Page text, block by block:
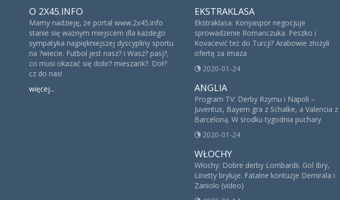
O 2X45.INFO
Mamy nadzieję, że portal www.2x45.info
stanie się ważnym miejscem dla każdego
sympatyka najpiękniejszej dyscypliny sportu
na ?wiecie. Futbol jest nasz? i Wasz? pasj?,
co musi okazać się dobr? mieszank?. Doł?
cz do nas!
więcej...
EKSTRAKLASA
Ekstraklasa: Konyaspor negocjuje
sprowadzenie Romanczuka. Peszko i
Kovacević też do Turcji? Arabowie złożyli
ofertę za Imaza
2020-01-24
ANGLIA
Program TV: Derby Rzymu i Napoli –
Juventus, Bayern gra z Schalke, a Valencia z
Barceloną. W środku tygodnia puchary
2020-01-24
WŁOCHY
Włochy: Dobre derby Lombardii. Gol Ibry,
Linetty bryluje. Fatalne kontuzje Demirala i
Zaniolo (video)